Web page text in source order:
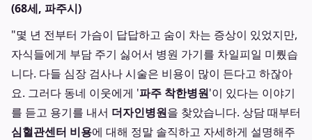
(68세, 파주시)
"몇 년 전부터 가슴이 답답하고 숨이 차는 증상이 있었지만,
자식들에게 부담 주기 싫어서 병원 가기를 차일피일 미뤘습
니다. 다들 심장 검사나 시술은 비용이 많이 든다고 하잖아
요. 그러다 동네 이웃에게 '파주 착한병원'이 있다는 이야기
를 듣고 용기를 내서 더자인병원을 찾았습니다. 상담 때부터
심혈관센터 비용에 대해 정말 솔직하고 자세하게 설명해주